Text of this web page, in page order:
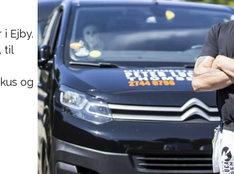
Ejby.
til
og